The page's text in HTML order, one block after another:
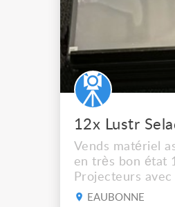
Vends matériel
en très bon état
Projecteurs
de filtre filtre
EAUBONNE